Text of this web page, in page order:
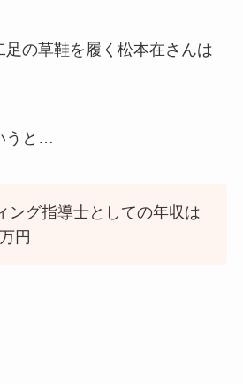
足の草鞋を履く松本在さんは
うと…
ング指導士としての年収は
円